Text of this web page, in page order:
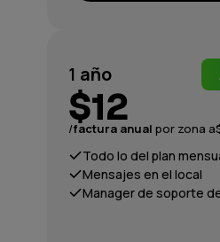
1 año
$12
/factura anual por zona a
Todo lo del plan
Mensajes en el local
Manager de soporte